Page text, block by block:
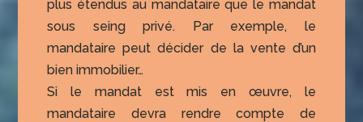
plus étendus au mandataire que le mandat
sous seing privé. Par exemple, le
mandataire peut décider de la vente d’un
bien immobilier…
Si le mandat est mis en œuvre, le
mandataire devra rendre compte de